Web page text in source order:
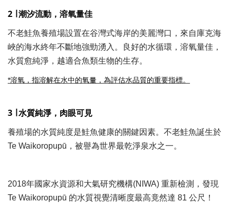
2 ∣ 潮汐流動，溶氧量佳
不老鮭魚養殖場設置在谷灣式海岸的美麗灣口，來自庫克海
峽的海水終年不斷地強勁湧入。良好的水循環，溶氧量佳，
水質愈純淨，越適合魚類生物的生存。
*溶氧，指溶解在水中的氧量，為評估水品質的重要指標。
3 ∣水質純淨，肉眼可見
養殖場的水質純度是鮭魚健康的關鍵因素。不老鮭魚誕生於
Te Waikoropupū，被譽為世界最乾淨泉水之一。
2018年國家水資源和大氣研究機構(NIWA) 重新檢測，發現
Te Waikoropupū 的水質視覺清晰度最高竟然達 81 公尺！